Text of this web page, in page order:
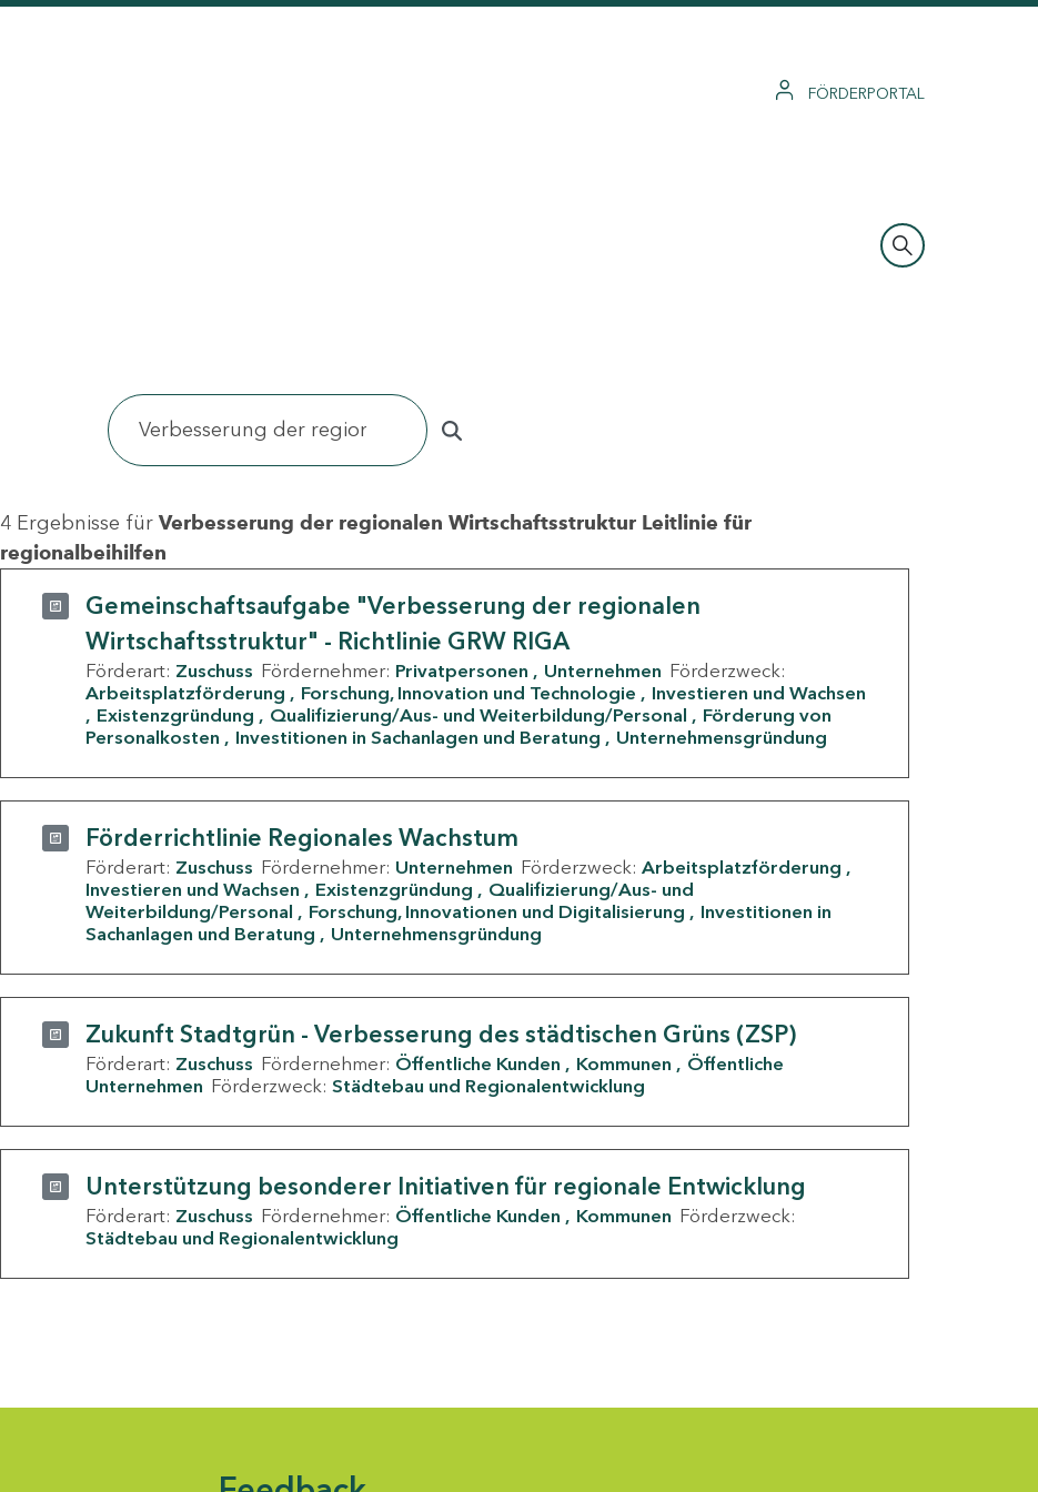
FÖRDERPORTAL
4 Ergebnisse für Verbesserung der regionalen Wirtschaftsstruktur Leitlinie für
regionalbeihilfen
Gemeinschaftsaufgabe "Verbesserung der regionalen
Wirtschaftsstruktur" - Richtlinie GRW RIGA
Förderart: Zuschuss Fördernehmer: Privatpersonen Unternehmen Förderzweck:
Arbeitsplatzförderung
Forschung, Innovation und Technologie
Investieren und Wachsen
Existenzgründung
Qualifizierung/Aus- und Weiterbildung/Personal
Förderung von
Personalkosten
Investitionen in Sachanlagen und Beratung Unternehmensgründung
Förderrichtlinie Regionales Wachstum
Förderart: Zuschuss Fördernehmer: Unternehmen Förderzweck: Arbeitsplatzförderung
Investieren und Wachsen
Existenzgründung
Qualifizierung/Aus- und
Weiterbildung/Personal
Forschung, Innovationen und Digitalisierung
Investitionen in
Sachanlagen und Beratung
Unternehmensgründung
Zukunft Stadtgrün - Verbesserung des städtischen Grüns (ZSP)
Förderart: Zuschuss Fördernehmer: Öffentliche Kunden Kommunen
Öffentliche
Unternehmen Förderzweck: Städtebau und Regionalentwicklung
Unterstützung besonderer Initiativen für regionale Entwicklung
Förderart: Zuschuss Fördernehmer: Öffentliche Kunden Kommunen Förderzweck:
Städtebau und Regionalentwicklung